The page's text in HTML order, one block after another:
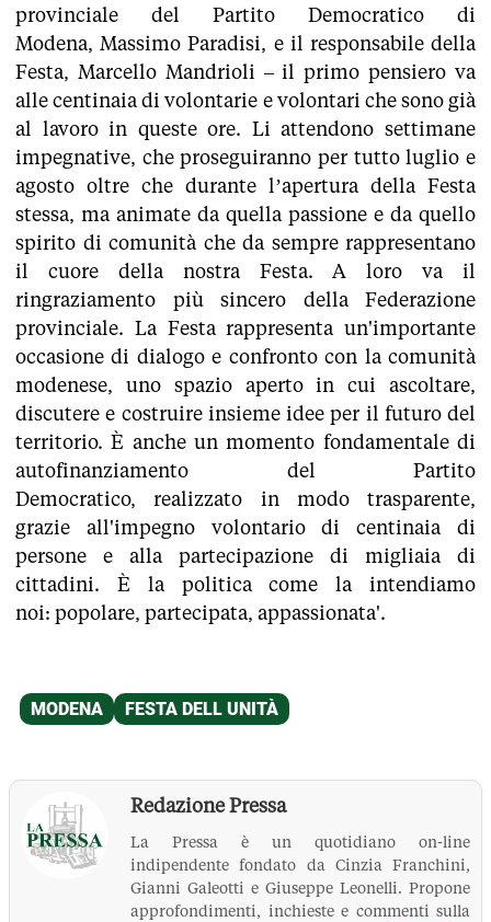
provinciale del Partito Democratico di
Modena, Massimo Paradisi, e il responsabile della
Festa, Marcello Mandrioli – il primo pensiero va
alle centinaia di volontarie e volontari che sono già
al lavoro in queste ore. Li attendono settimane
impegnative, che proseguiranno per tutto luglio e
agosto oltre che durante l’apertura della Festa
stessa, ma animate da quella passione e da quello
spirito di comunità che da sempre rappresentano
il cuore della nostra Festa. A loro va il
ringraziamento più sincero della Federazione
provinciale. La Festa rappresenta un'importante
occasione di dialogo e confronto con la comunità
modenese, uno spazio aperto in cui ascoltare,
discutere e costruire insieme idee per il futuro del
territorio. È anche un momento fondamentale di
autofinanziamento del Partito
Democratico, realizzato in modo trasparente,
grazie all'impegno volontario di centinaia di
persone e alla partecipazione di migliaia di
cittadini. È la politica come la intendiamo
noi: popolare, partecipata, appassionata'.
Redazione Pressa
La Pressa è un quotidiano on-line
indipendente fondato da Cinzia Franchini,
Gianni Galeotti e Giuseppe Leonelli. Propone
approfondimenti, inchieste e commenti sulla